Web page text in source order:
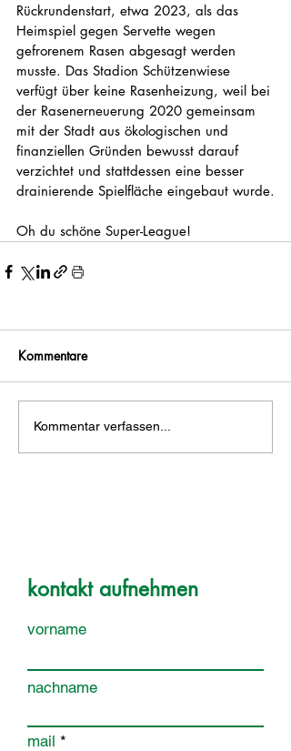
Rückrundenstart, etwa 2023, als das
Heimspiel gegen Servette wegen
gefrorenem Rasen abgesagt werden
musste. Das Stadion Schützenwiese
verfügt über keine Rasenheizung, weil bei
der Rasenerneuerung 2020 gemeinsam
mit der Stadt aus ökologischen und
finanziellen Gründen bewusst darauf
verzichtet und stattdessen eine besser
drainierende Spielfläche eingebaut wurde.
Oh du schöne Super-League!
Kommentare
Kommentar verfassen...
kontakt aufnehmen
vorname
nachname
mail